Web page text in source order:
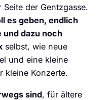
der Gentzgasse.
es geben, endlich
dazu noch
selbst, wie neue
und eine kleine
kleine Konzerte.
sind, für ältere